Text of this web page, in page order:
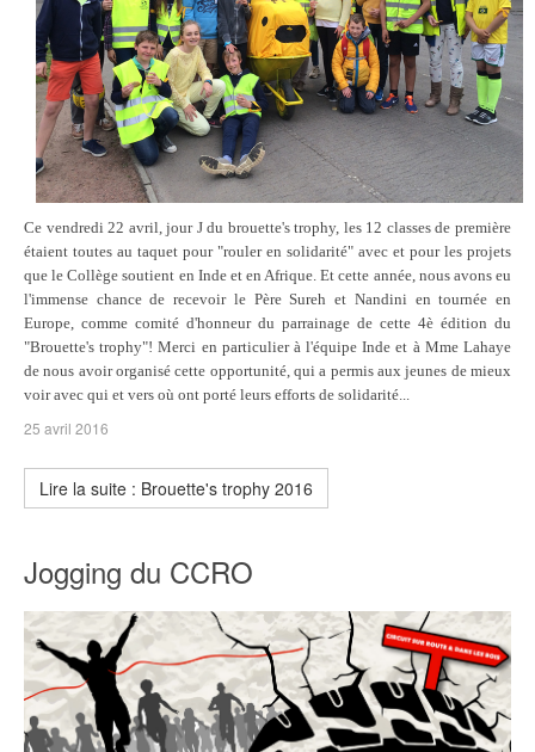
Ce vendredi 22 avril, jour J du brouette's trophy, les 12 classes de première
étaient toutes au taquet pour "rouler en solidarité" avec et pour les projets
que le Collège soutient en Inde et en Afrique. Et cette année, nous avons eu
l'immense chance de recevoir le Père Sureh et Nandini en tournée en
Europe, comme comité d'honneur du parrainage de cette 4è édition du
"Brouette's trophy"! Merci en particulier à l'équipe Inde et à Mme Lahaye
de nous avoir organisé cette opportunité, qui a permis aux jeunes de mieux
voir avec qui et vers où ont porté leurs efforts de solidarité...
25 avril 2016
Lire la suite : Brouette's trophy 2016
Jogging du CCRO